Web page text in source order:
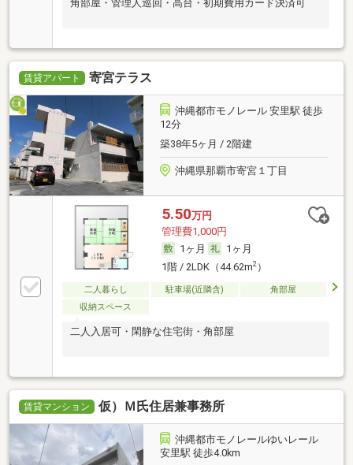
角部屋・管理人巡回・高台・初期費用カード決済可
賃貸アパート 寄宮テラス
沖縄都市モノレール 安里駅 徒歩
12分
築38年5ヶ月 / 2階建
沖縄県那覇市寄宮１丁目
5.50万円
管理費1,000円
1ヶ月
1ヶ月
1階 / 2LDK（44.62m2）
二人暮らし 駐車場(近隣含)
角部屋
収納スペース
二人入居可・閑静な住宅街・角部屋
賃貸マンション 仮）Ｍ氏住居兼事務所
沖縄都市モノレールゆいレール
安里駅 徒歩4.0km